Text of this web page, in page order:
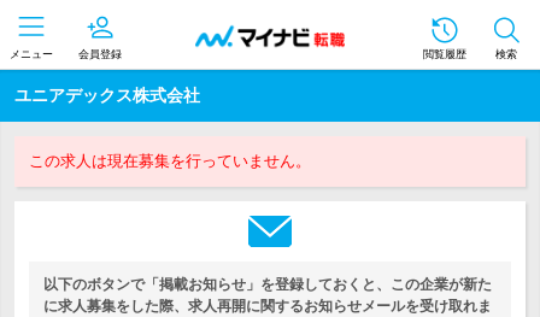
メニュー 会員登録 閲覧履歴 検索
ユニアデックス株式会社
この求人は現在募集を行っていません。
以下のボタンで「掲載お知らせ」を登録しておくと、この企業が新た
に求人募集をした際、求人再開に関するお知らせメールを受け取れま